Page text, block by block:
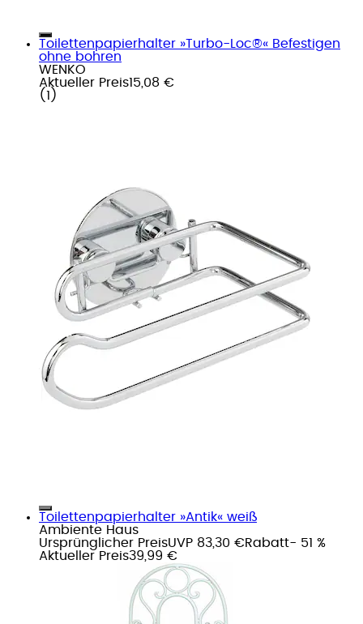
Toilettenpapierhalter »Turbo-Loc®« Befestigen
ohne bohren
WENKO
Aktueller Preis15,08 €
( 1 )
Toilettenpapierhalter »Antik« weiß
Ambiente Haus
Ursprünglicher PreisUVP 83,30 €Rabatt- 51 %
Aktueller Preis39,99 €